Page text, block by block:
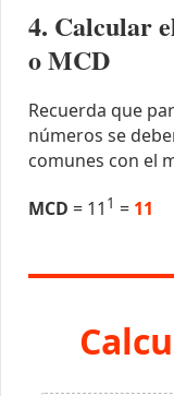
4. Calcular
o MCD
Recuerda que
números se
comunes con el
MCD = 11 1 = 11